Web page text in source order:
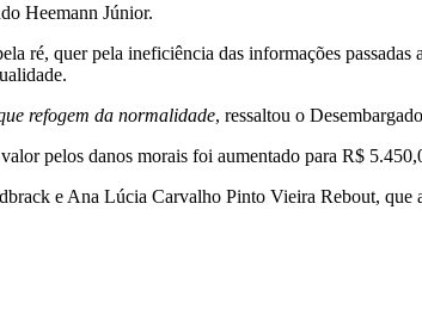
Heemann Júnior.
ré, quer pela ineficiência das informações passadas
refogem da normalidade, ressaltou o
pelos danos morais foi aumentado para R$
e Ana Lúcia Carvalho Pinto Vieira Rebout, que